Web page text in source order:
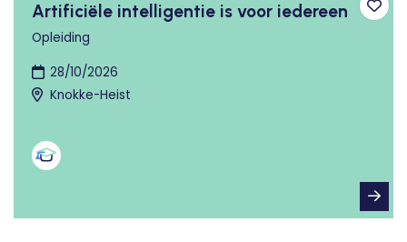
Artificiële intelligentie is voor iedereen
Opleiding
28/10/2026
Knokke-Heist